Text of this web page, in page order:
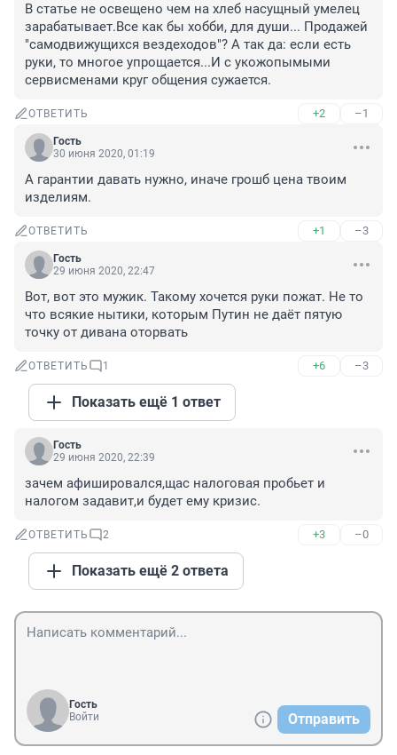
В статье не освещено чем на хлеб насущный умелец
зарабатывает.Все как бы хобби, для души... Продажей
"самодвижущихся вездеходов"? А так да: если есть
руки, то многое упрощается...И с укожопымыми
сервисменами круг общения сужается.
ОТВЕТИТЬ +2 –1
Гость
30 июня 2020, 01:19
А гарантии давать нужно, иначе грошб цена твоим
изделиям.
ОТВЕТИТЬ +1 –3
Гость
29 июня 2020, 22:47
Вот, вот это мужик. Такому хочется руки пожат. Не то
что всякие нытики, которым Путин не даёт пятую
точку от дивана оторвать
ОТВЕТИТЬ 1 +6 –3
Показать ещё 1 ответ
Гость
29 июня 2020, 22:39
зачем афишировался,щас налоговая пробьет и
налогом задавит,и будет ему кризис.
ОТВЕТИТЬ 2 +3 –0
Показать ещё 2 ответа
Гость
Войти
Отправить